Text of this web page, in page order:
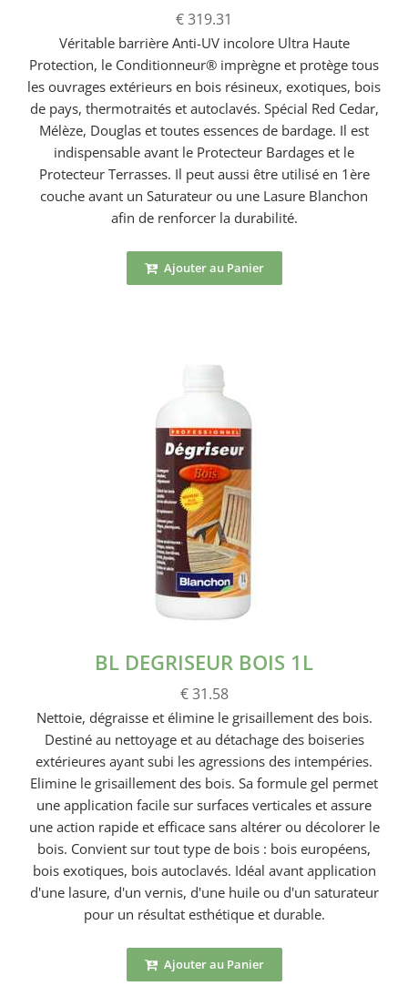
€ 319.31
Véritable barrière Anti-UV incolore Ultra Haute
Protection, le Conditionneur® imprègne et protège tous
les ouvrages extérieurs en bois résineux, exotiques, bois
de pays, thermotraités et autoclavés. Spécial Red Cedar,
Mélèze, Douglas et toutes essences de bardage. Il est
indispensable avant le Protecteur Bardages et le
Protecteur Terrasses. Il peut aussi être utilisé en 1ère
couche avant un Saturateur ou une Lasure Blanchon
afin de renforcer la durabilité.
Ajouter au Panier
BL DEGRISEUR BOIS 1L
€ 31.58
Nettoie, dégraisse et élimine le grisaillement des bois.
Destiné au nettoyage et au détachage des boiseries
extérieures ayant subi les agressions des intempéries.
Elimine le grisaillement des bois. Sa formule gel permet
une application facile sur surfaces verticales et assure
une action rapide et efficace sans altérer ou décolorer le
bois. Convient sur tout type de bois : bois européens,
bois exotiques, bois autoclavés. Idéal avant application
d'une lasure, d'un vernis, d'une huile ou d'un saturateur
pour un résultat esthétique et durable.
Ajouter au Panier